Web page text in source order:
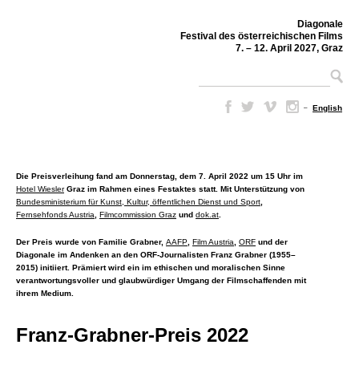
Diagonale
Festival des österreichischen Films
7. – 12. April 2027, Graz
– English
Die Preisverleihung fand am Donnerstag, dem 7. April 2022 um 15 Uhr im
Hotel WieslerGraz im Rahmen eines Festaktes statt. Mit Unterstützung von
Bundesministerium für Kunst, Kultur, öffentlichen Dienst und Sport
Fernsehfonds Austria
Filmcommission Graz und dok.at
Der Preis wurde von Familie Grabner, AAFP Film Austria ORF und der
Diagonale im Andenken an den ORF-Journalisten Franz Grabner (1955–
2015) initiiert. Prämiert wird ein im ethischen und moralischen Sinne
verantwortungsvoller und glaubwürdiger Umgang der Filmschaffenden mit
ihrem Medium.
Franz-Grabner-Preis 2022